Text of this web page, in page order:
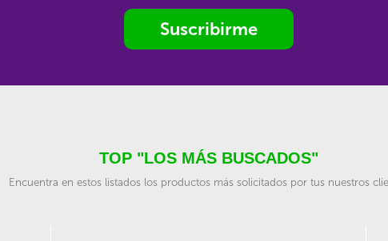
Suscribirme
TOP "LOS MÁS BUSCADOS"
Encuentra en estos listados los productos más solicitados por tus nuestros